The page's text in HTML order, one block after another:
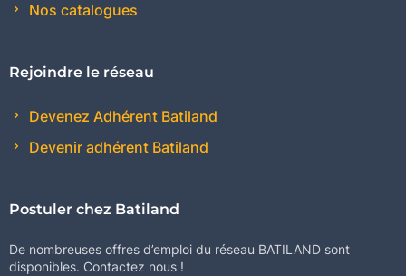
Nos catalogues
Rejoindre le réseau
Devenez Adhérent Batiland
Devenir adhérent Batiland
Postuler chez Batiland
De nombreuses offres d’emploi du réseau BATILAND sont
disponibles. Contactez nous !